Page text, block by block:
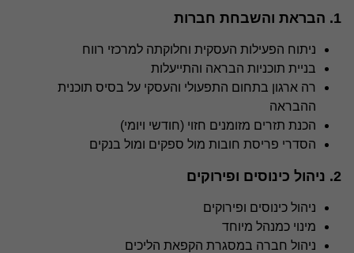
הבראה והשבחת חברות
מכשירים ומודלים פיננסיים
חוות דעת מומחה לבתי משפט ויישוב סכסוכים
1. הבראת והשבחת חברות
ניתוח הפעילות העסקית וחלוקתה למרכזי רווח
בניית תוכניות הבראה והתייעלות
רה ארגון בתחום התפעולי והעסקי על בסיס תוכנית
ההבראה
הכנת תזרים מזומנים חזוי (חודשי ויומי)
הסדרי פריסת חובות מול ספקים ומול בנקים
2. ניהול כינוסים ופירוקים
ניהול כינוסים ופירוקים
מינוי כמנהל מיוחד
ניהול חברה במסגרת הקפאת הליכים